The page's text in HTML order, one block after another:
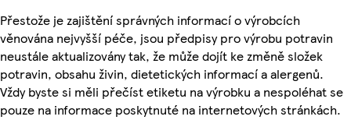
Přestože je zajištění správných informací o výrobcích
věnována nejvyšší péče, jsou předpisy pro výrobu potravin
neustále aktualizovány tak, že může dojít ke změně složek
potravin, obsahu živin, dietetických informací a alergenů.
Vždy byste si měli přečíst etiketu na výrobku a nespoléhat se
pouze na informace poskytnuté na internetových stránkách.